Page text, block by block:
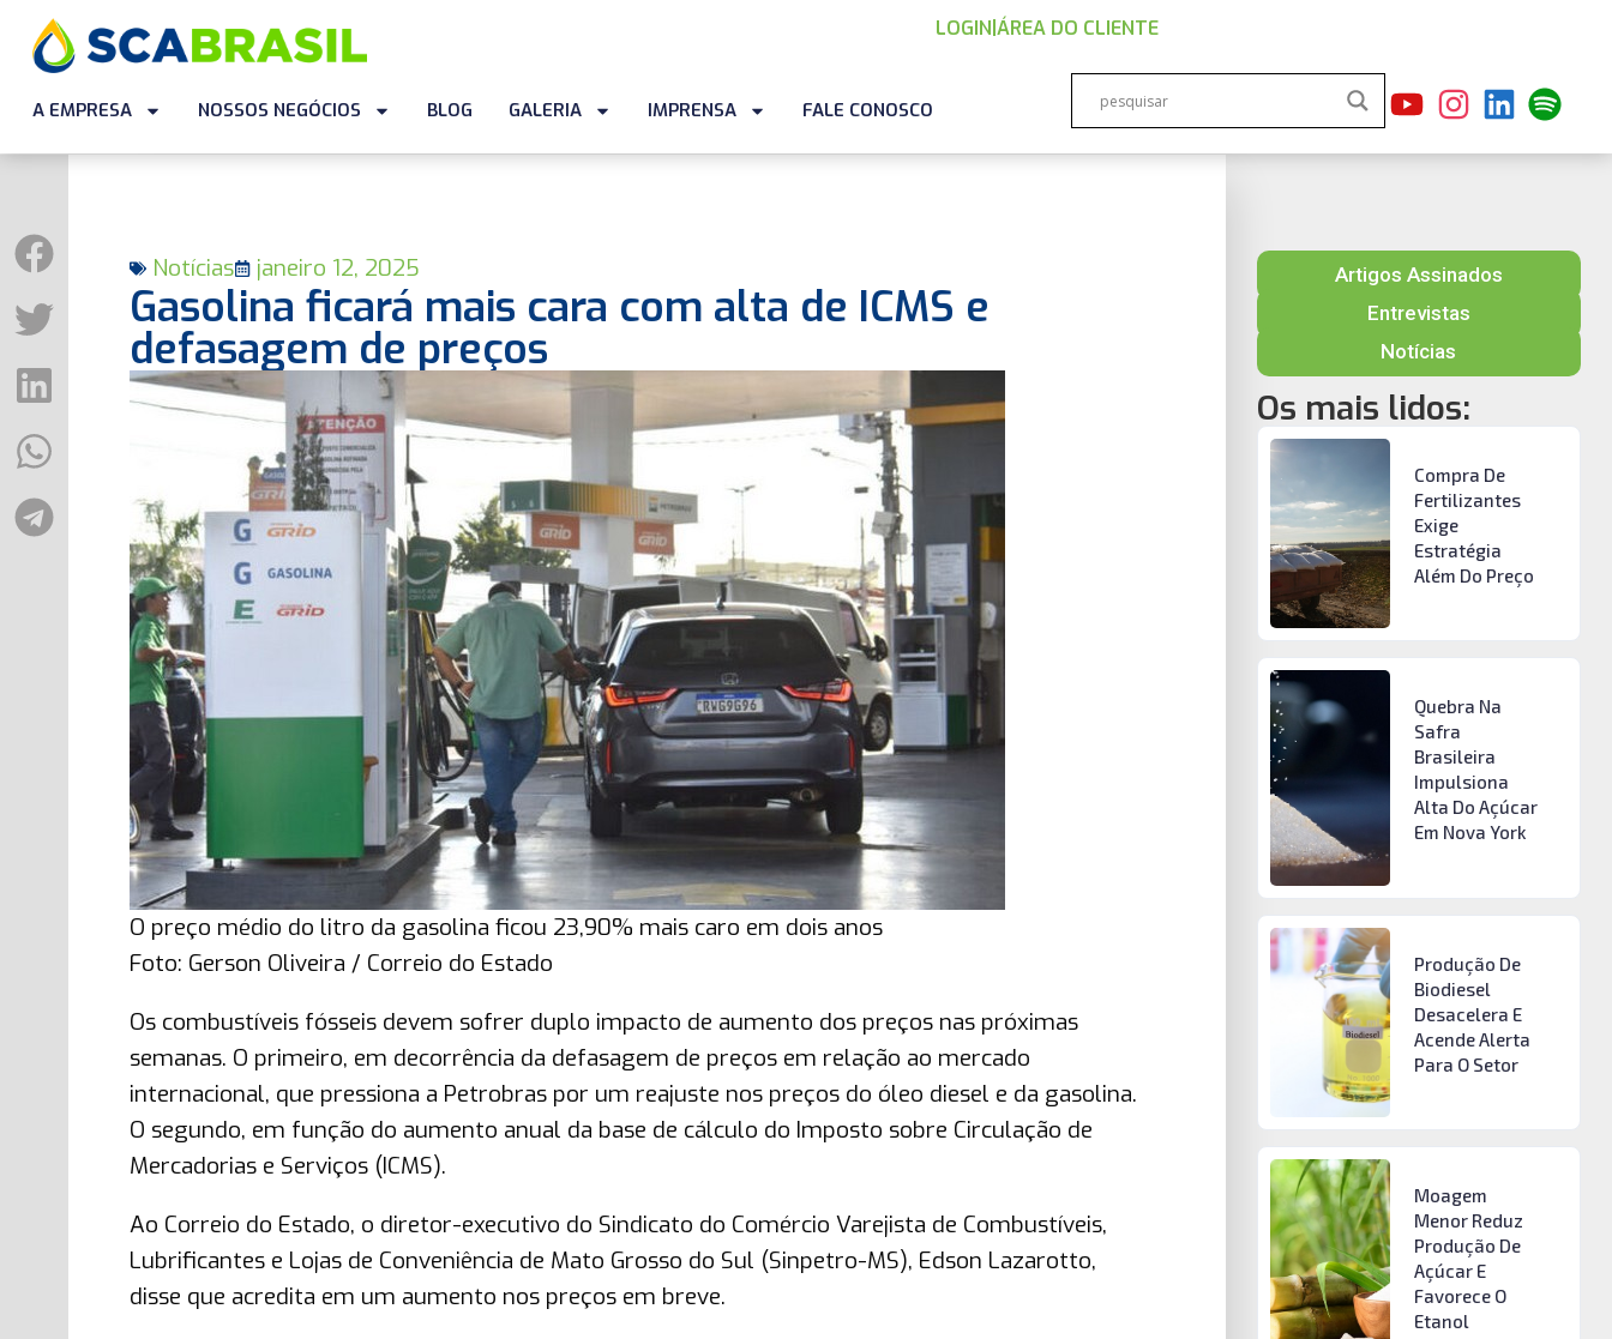
LOGIN |ÁREA DO CLIENTE
A EMPRESA NOSSOS NEGÓCIOS BLOG GALERIA IMPRENSA FALE CONOSCO
Notícias janeiro 12, 2025
Gasolina ficará mais cara com alta de ICMS e
defasagem de preços
O preço médio do litro da gasolina ficou 23,90% mais caro em dois anos
Foto: Gerson Oliveira / Correio do Estado
Os combustíveis fósseis devem sofrer duplo impacto de aumento dos preços nas próximas
semanas. O primeiro, em decorrência da defasagem de preços em relação ao mercado
internacional, que pressiona a Petrobras por um reajuste nos preços do óleo diesel e da gasolina.
O segundo, em função do aumento anual da base de cálculo do Imposto sobre Circulação de
Mercadorias e Serviços (ICMS).
Ao Correio do Estado, o diretor-executivo do Sindicato do Comércio Varejista de Combustíveis,
Lubrificantes e Lojas de Conveniência de Mato Grosso do Sul (Sinpetro-MS), Edson Lazarotto,
disse que acredita em um aumento nos preços em breve.
Artigos Assinados
Entrevistas
Notícias
Os mais lidos:
Compra De
Fertilizantes
Exige
Estratégia
Além Do Preço
Quebra Na
Safra
Brasileira
Impulsiona
Alta Do Açúcar
Em Nova York
Produção De
Biodiesel
Desacelera E
Acende Alerta
Para O Setor
Moagem
Menor Reduz
Produção De
Açúcar E
Favorece O
Etanol